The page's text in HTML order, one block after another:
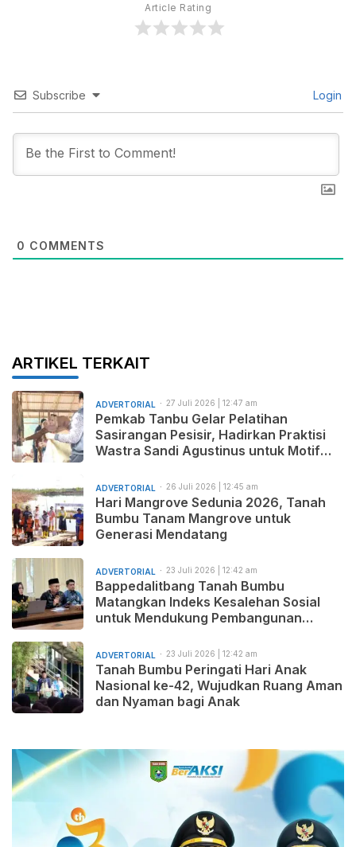
Article Rating
Subscribe Login
0 COMMENTS
ARTIKEL TERKAIT
ADVERTORIAL 27 Juli 2026 | 12:47 am
Pemkab Tanbu Gelar Pelatihan
Sasirangan Pesisir, Hadirkan Praktisi
Wastra Sandi Agustinus untuk Motif
ADVERTORIAL 26 Juli 2026 | 12:45 am
Hari Mangrove Sedunia 2026, Tanah
Bumbu Tanam Mangrove untuk
Generasi Mendatang
ADVERTORIAL 23 Juli 2026 | 12:42 am
Bappedalitbang Tanah Bumbu
Matangkan Indeks Kesalehan Sosial
untuk Mendukung Pembangunan
Beradab
ADVERTORIAL 23 Juli 2026 | 12:42 am
Tanah Bumbu Peringati Hari Anak
Nasional ke-42, Wujudkan Ruang Aman
dan Nyaman bagi Anak